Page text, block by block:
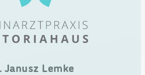
Janusz Lemke